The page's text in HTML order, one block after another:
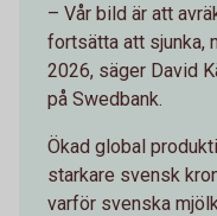
– Vår bild är att
fortsätta att sjunka,
2026, säger David
på Swedbank.
Ökad global
starkare svensk
varför svenska